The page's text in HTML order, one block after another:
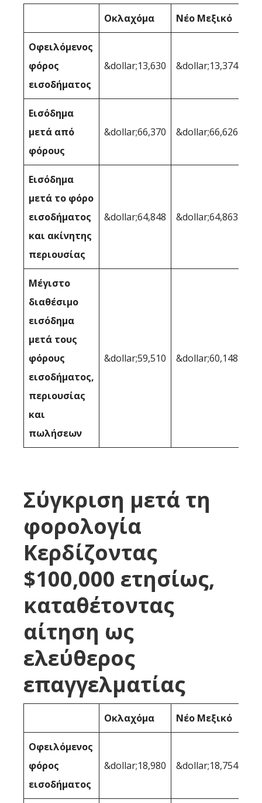
Οκλαχόμα Νέο Μεξικό
Οφειλόμενος
φόρος
εισοδήματος
&dollar;13,630 &dollar;13,374
Εισόδημα
μετά από
φόρους
&dollar;66,370 &dollar;66,626
Εισόδημα
μετά το φόρο
εισοδήματος
και ακίνητης
περιουσίας
&dollar;64,848 &dollar;64,863
Μέγιστο
διαθέσιμο
εισόδημα
μετά τους
φόρους
εισοδήματος,
περιουσίας
και
πωλήσεων
&dollar;59,510 &dollar;60,148
Σύγκριση μετά τη
φορολογία
Κερδίζοντας
$100,000 ετησίως,
καταθέτοντας
αίτηση ως
ελεύθερος
επαγγελματίας
Οκλαχόμα Νέο Μεξικό
Οφειλόμενος
φόρος
εισοδήματος
&dollar;18,980 &dollar;18,754